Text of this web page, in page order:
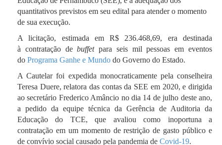
quantitativos previstos em seu edital para atender o momento
de sua execução.
A licitação, estimada em R$ 236.468,69, era destinada
à contratação debuffetpara seis mil pessoas em eventos
do Programa Ganhe e Mundo do Governo do Estado.
A Cautelar foi expedida monocraticamente pela conselheira
Teresa Duere, relatora das contas da SEE em 2020, e dirigida
ao secretário Frederico Amâncio no dia 14 de julho deste ano,
a pedido da equipe técnica da Gerência de Auditoria da
Educação do TCE, que avaliou como inoportuna a
contratação em um momento de restrição de gasto público e
de convívio social causado pela pandemia de Covid-19.